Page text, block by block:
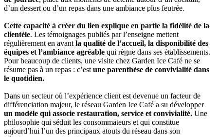
d’un dessert ou d’un repas dans une ambiance plus feutrée.
Cette capacité à créer du lien explique en partie la fidélité de la
clientèle. Les témoignages publiés par l’enseigne mettent
régulièrement en avant la qualité de l’accueil, la disponibilité des
équipes et l’ambiance agréable qui règne dans ses établissements.
Pour beaucoup de clients, une visite chez Garden Ice Café ne se
résume pas à un repas : c’est une parenthèse de convivialité dans
le quotidien.
Dans un secteur où l’expérience client est devenue un facteur de
différenciation majeur, le réseau Garden Ice Café a su développer
un modèle qui associe restauration, service et convivialité. Une
philosophie qui séduit les consommateurs et qui constitue
aujourd’hui l’un des principaux atouts du réseau dans son